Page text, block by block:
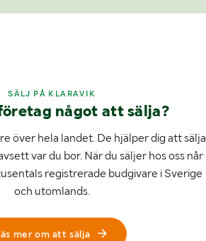
SÄLJ PÅ KLARAVIK
något att sälja?
över hela landet. De hjälper dig att sälja
var du bor. När du säljer hos oss når
registrerade budgivare i Sverige
och utomlands.
mer om att sälja